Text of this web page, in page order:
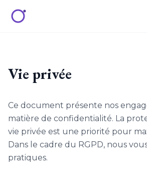
Vie privée
Ce document présente nos
matière de confidentialité. La
vie privée est une priorité pour
Dans le cadre du RGPD, nous
pratiques.